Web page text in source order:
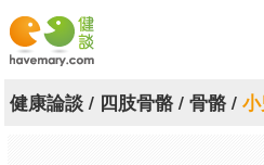
漫漫健康
健康論談/ 四肢骨骼/ 骨骼/